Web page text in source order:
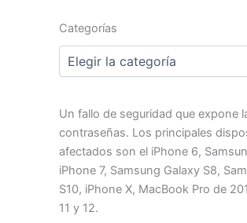
Categorías
Categorías
Un fallo de seguridad que expone
contraseñas. Los principales
afectados son el iPhone 6,
iPhone 7, Samsung Galaxy S8,
S10, iPhone X, MacBook Pro de
11 y 12.